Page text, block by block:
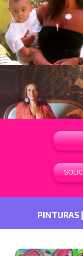
PINTURAS